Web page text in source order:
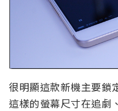
很明顯這款新機主要鎖
這樣的螢幕尺寸在追劇